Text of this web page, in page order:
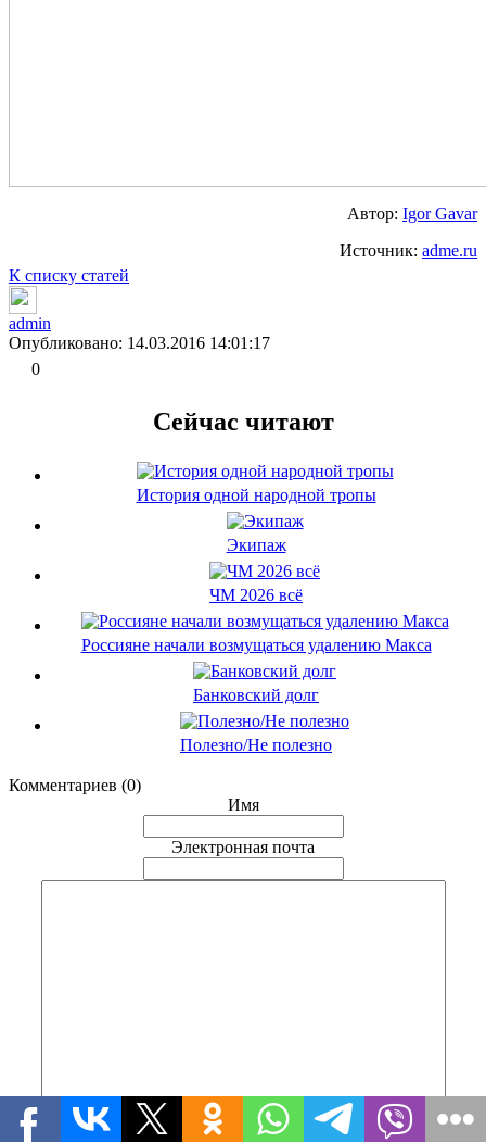
Автор: Igor Gavar
Источник: adme.ru
К списку статей
admin
Опубликовано: 14.03.2016 14:01:17
0
Сейчас читают
История одной народной тропы
Экипаж
ЧМ 2026 всё
Россияне начали возмущаться удалению Макса
Банковский долг
Полезно/Не полезно
Комментариев (0)
Имя
Электронная почта